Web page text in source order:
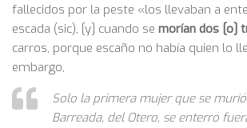
fallecidos por la peste «los llevaban a
escada (sic), [y] cuando se morían dos [o]
carros, porque escaño no había quien lo
embargo,
Solo la primera mujer que se
Barreada, del Otero, se enterró